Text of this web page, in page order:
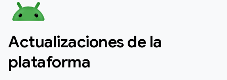
Actualizaciones de la
plataforma